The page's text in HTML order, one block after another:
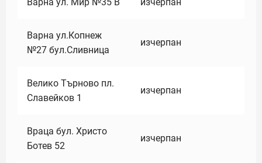
Варна ул.Копнеж
№27 бул.Сливница
изчерпан
Велико Търново пл.
Славейков 1
изчерпан
Враца бул. Христо
Ботев 52
изчерпан